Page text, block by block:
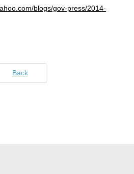
blogs/gov-press/2014-
Back